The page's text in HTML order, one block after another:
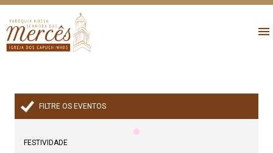
FILTRE OS EVENTOS
FESTIVIDADE